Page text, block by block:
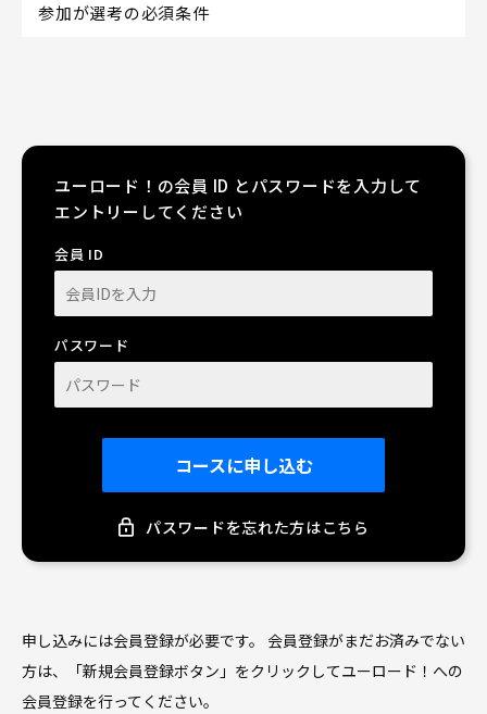
参加が選考の必須条件
ユーロード！の会員 ID とパスワードを入力して
エントリーしてください
会員 ID
パスワード
コースに申し込む
パスワードを忘れた方はこちら
申し込みには会員登録が必要です。 会員登録がまだお済みでない
方は、
「新規会員登録ボタン」をクリックしてユーロード！への
会員登録を行ってください。